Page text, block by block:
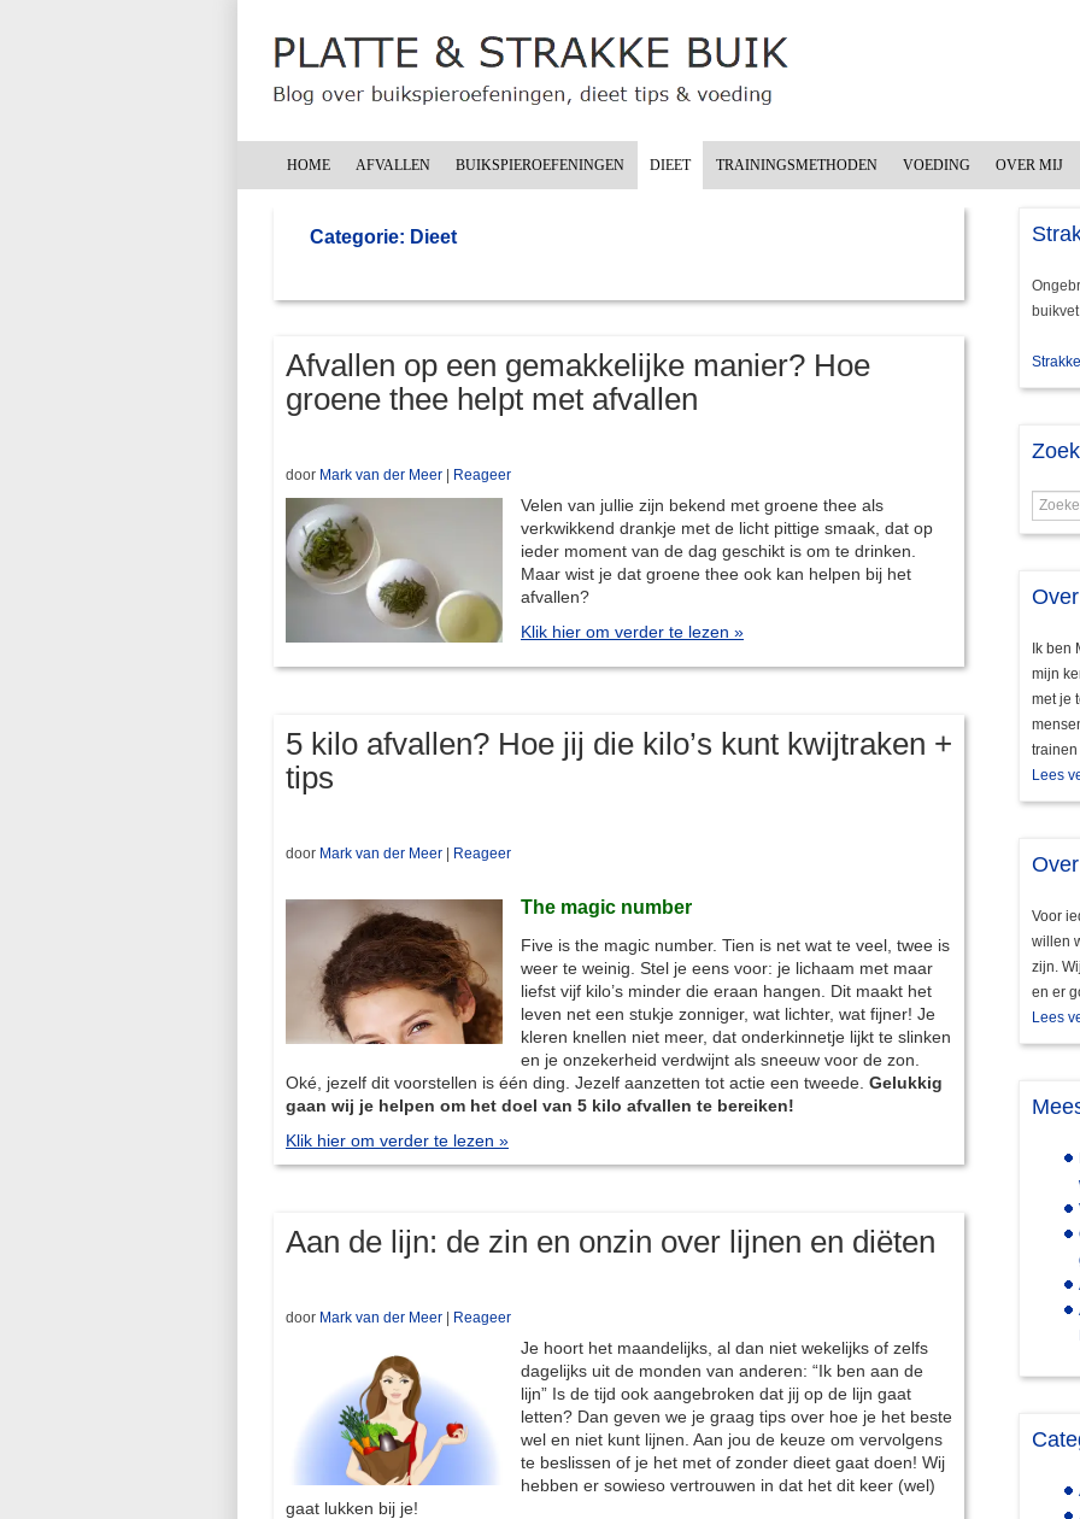
HOME AFVALLEN BUIKSPIEROEFENINGEN DIEET TRAININGSMETHODEN VOEDING OVER MIJ
Categorie: Dieet
Afvallen op een gemakkelijke manier? Hoe
groene thee helpt met afvallen
door Mark van der Meer Reageer
Velen van jullie zijn bekend met groene thee als
verkwikkend drankje met de licht pittige smaak, dat op
ieder moment van de dag geschikt is om te drinken.
Maar wist je dat groene thee ook kan helpen bij het
afvallen?
Klik hier om verder te lezen »
5 kilo afvallen? Hoe jij die kilo’s kunt kwijtraken +
tips
door Mark van der Meer Reageer
The magic number
Five is the magic number. Tien is net wat te veel, twee is
weer te weinig. Stel je eens voor: je lichaam met maar
liefst vijf kilo’s minder die eraan hangen. Dit maakt het
leven net een stukje zonniger, wat lichter, wat fijner! Je
kleren knellen niet meer, dat onderkinnetje lijkt te slinken
en je onzekerheid verdwijnt als sneeuw voor de zon.
Oké, jezelf dit voorstellen is één ding. Jezelf aanzetten tot actie een tweede. Gelukkig
gaan wij je helpen om het doel van 5 kilo afvallen te bereiken!
Klik hier om verder te lezen »
Aan de lijn: de zin en onzin over lijnen en diëten
door Mark van der Meer Reageer
Je hoort het maandelijks, al dan niet wekelijks of zelfs
dagelijks uit de monden van anderen: “Ik ben aan de
lijn” Is de tijd ook aangebroken dat jij op de lijn gaat
letten? Dan geven we je graag tips over hoe je het beste
wel en niet kunt lijnen. Aan jou de keuze om vervolgens
te beslissen of je het met of zonder dieet gaat doen! Wij
hebben er sowieso vertrouwen in dat het dit keer (wel)
gaat lukken bij je!
Ik ben
mijn
met je
Lees
Voor
willen
zijn.
en er
Lees